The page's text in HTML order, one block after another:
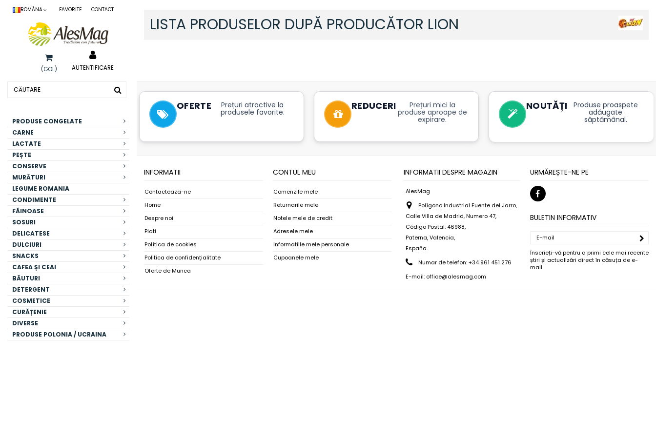
ROMÂNĂ FAVORITE CONTACT
(GOL) AUTENTIFICARE
PRODUSE CONGELATE
CARNE
LACTATE
PEȘTE
CONSERVE
MURĂTURI
LEGUME ROMANIA
CONDIMENTE
FĂINOASE
SOSURI
DELICATESE
DULCIURI
SNACKS
CAFEA ȘI CEAI
BĂUTURI
DETERGENT
COSMETICE
CURĂȚENIE
DIVERSE
PRODUSE POLONIA / UCRAINA
LISTA PRODUSELOR DUPĂ PRODUCĂTOR LION
OFERTE Prețuri atractive la
produsele favorite.
REDUCERI Prețuri mici la
produse aproape de
expirare.
NOUTĂȚI Produse proaspete
adăugate
săptămânal.
INFORMATII
Contacteaza-ne
Home
Despre noi
Plati
Política de cookies
Politica de confidențialitate
Oferte de Munca
CONTUL MEU
Comenzile mele
Returnarile mele
Notele mele de credit
Adresele mele
Informatiile mele personale
Cupoanele mele
INFORMATII DESPRE MAGAZIN
AlesMag
Polígono Industrial Fuente del Jarro,
Calle Villa de Madrid, Numero 47,
Código Postal: 46988,
Paterna, Valencia,
España.
Numar de telefon:+34 961 451 276
E-mail: office@alesmag.com
URMĂREȘTE-NE PE
BULETIN INFORMATIV
Înscrieți-vă pentru a primi cele mai recente
știri și actualizări direct în căsuța de e-
mail